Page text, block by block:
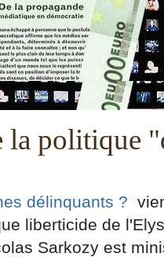
la politique
délinquants ?
liberticide de
Sarkozy est